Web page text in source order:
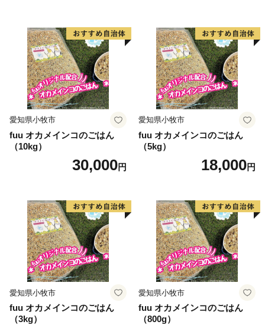
川に飛び込み、祭装束の男衆が肩まで水につかりながら
川を渡る勇ましい祭り。一方の山口八幡神社の祭礼は6
台の屋台と神輿が登場。屋台をぶつけ合いながら印南港
まで御渡、浜辺では雑賀踊りや奴踊り、獅子舞が奉納さ
れます。
愛知県小牧市
fuu オカメインコのごはん
（10kg）
30,000円
愛知県小牧市
fuu オカメインコのごはん
（5kg）
18,000円
愛知県小牧市
fuu オカメインコのごはん
（3kg）
愛知県小牧市
fuu オカメインコのごはん
（800g）